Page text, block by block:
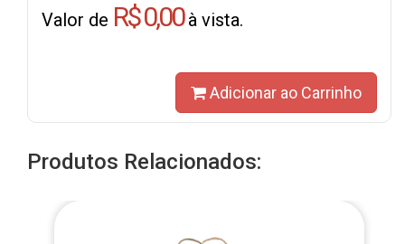
Valor de R$ 0,00à vista.
Adicionar ao Carrinho
Produtos Relacionados: